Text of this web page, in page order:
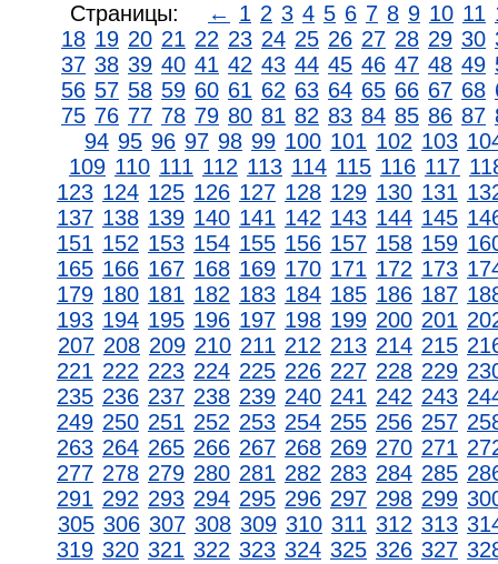
Страницы: ← 1 2 3 4 5 6 7 8 9 10 11
18 19 20 21 22 23 24 25 26 27 28 29 30
37 38 39 40 41 42 43 44 45 46 47 48 49
56 57 58 59 60 61 62 63 64 65 66 67 68
75 76 77 78 79 80 81 82 83 84 85 86 87
94 95 96 97 98 99 100 101 102 103
109 110 111 112 113 114 115 116 117
123 124 125 126 127 128 129 130 131
137 138 139 140 141 142 143 144 145
151 152 153 154 155 156 157 158 159
165 166 167 168 169 170 171 172 173
179 180 181 182 183 184 185 186 187
193 194 195 196 197 198 199 200 201
207 208 209 210 211 212 213 214 215
221 222 223 224 225 226 227 228 229
235 236 237 238 239 240 241 242 243
249 250 251 252 253 254 255 256 257
263 264 265 266 267 268 269 270 271
277 278 279 280 281 282 283 284 285
291 292 293 294 295 296 297 298 299
305 306 307 308 309 310 311 312 313
319 320 321 322 323 324 325 326 327